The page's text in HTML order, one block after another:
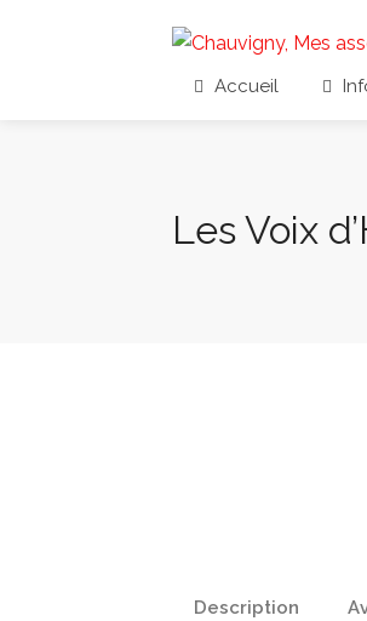
Accueil
Les Voix
Description